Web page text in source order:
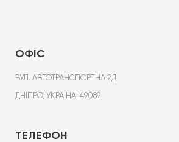
ОФІС
ВУЛ. АВТОТРАНСПОРТНА 2Д
ДНІПРО, УКРАЇНА, 49089
ТЕЛЕФОН